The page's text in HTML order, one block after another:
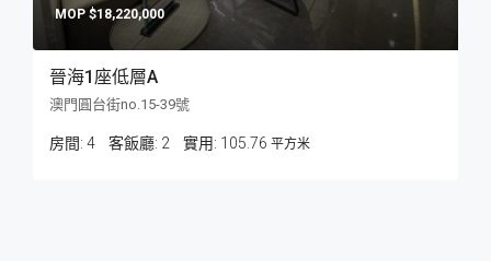
$18,220,000
晉海1座低層A
澳門圓台街no.15-39號
房間: 4 客飯廳: 2 105.76 平方米